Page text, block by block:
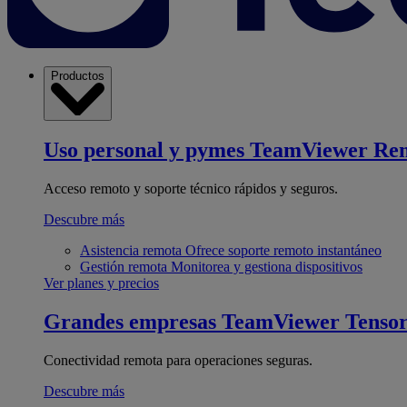
Productos
Uso personal y pymes TeamViewer
Acceso remoto y soporte técnico rápidos y seguros.
Descubre más
Asistencia remota Ofrece soporte remoto instantáneo
Gestión remota Monitorea y gestiona dispositivos
Ver planes y precios
Grandes empresas TeamViewer Tensor
Conectividad remota para operaciones seguras.
Descubre más